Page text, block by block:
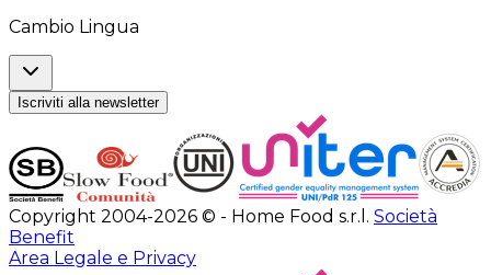
Cambio Lingua
Iscriviti alla newsletter
Copyright 2004-2026 © - Home Food s.r.l. Società
Benefit
Area Legale e Privacy